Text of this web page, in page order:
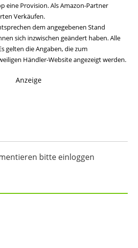
eine Provision. Als Amazon-Partner
Verkäufen.
dem angegebenen Stand
sich inzwischen geändert haben. Alle
gelten die Angaben, die zum
Händler-Website angezeigt werden.
Anzeige
bitte einloggen